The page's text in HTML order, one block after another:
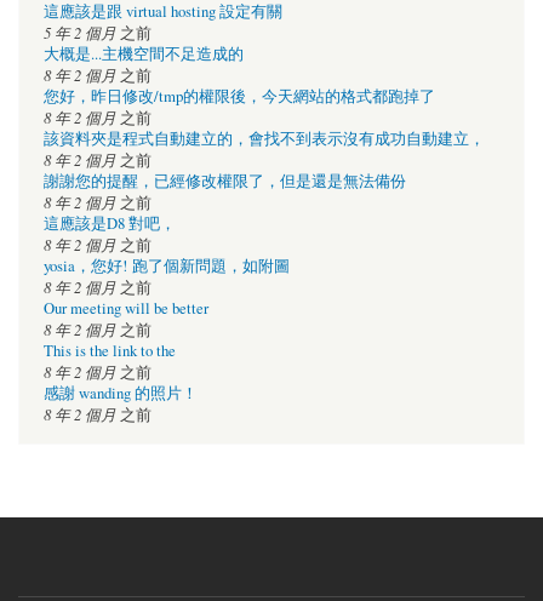
這應該是跟 virtual hosting 設定有關
5 年 2 個月 之前
大概是...主機空間不足造成的
8 年 2 個月 之前
您好，昨日修改/tmp的權限後，今天網站的格式都跑掉了
8 年 2 個月 之前
該資料夾是程式自動建立的，會找不到表示沒有成功自動建立，
8 年 2 個月 之前
謝謝您的提醒，已經修改權限了，但是還是無法備份
8 年 2 個月 之前
這應該是D8 對吧，
8 年 2 個月 之前
yosia，您好! 跑了個新問題，如附圖
8 年 2 個月 之前
Our meeting will be better
8 年 2 個月 之前
This is the link to the
8 年 2 個月 之前
感謝 wanding 的照片！
8 年 2 個月 之前